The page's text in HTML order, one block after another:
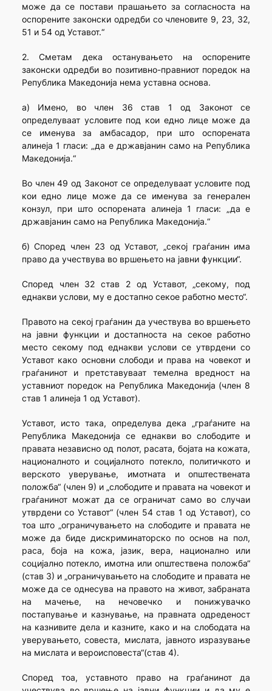
може да се постави прашањето за согласноста на
оспорените законски одредби со членовите 9, 23, 32,
51 и 54 од Уставот.“
2. Сметам дека останувањето на оспорените
законски одредби во позитивно-правниот поредок на
Република Македонија нема уставна основа.
а) Имено, во член 36 став 1 од Законот се
определуваат условите под кои едно лице може да
се именува за амбасадор, при што оспорената
алинеја 1 гласи: „да е државјанин само на Република
Македонија.“
Во член 49 од Законот се определуваат условите под
кои едно лице може да се именува за генерален
конзул, при што оспорената алинеја 1 гласи: „да е
државјанин само на Република Македонија.“
б) Според член 23 од Уставот, „секој граѓанин има
право да учествува во вршењето на јавни функции“.
Според член 32 став 2 од Уставот, „секому, под
еднакви услови, му е достапно секое работно место“.
Правото на секој граѓанин да учествува во вршењето
на јавни функции и достапноста на секое работно
место секому под еднакви услови се утврдени со
Уставот како основни слободи и права на човекот и
граѓанинот и претставуваат темелна вредност на
уставниот поредок на Република Македонија (член 8
став 1 алинеја 1 од Уставот).
Уставот, исто така, определува дека „граѓаните на
Република Македонија се еднакви во слободите и
правата независно од полот, расата, бојата на кожата,
националното и социјалното потекло, политичкото и
верското уверување, имотната и општествената
положба“ (член 9) и „слободите и правата на човекот и
граѓанинот можат да се ограничат само во случаи
утврдени со Уставот“ (член 54 став 1 од Уставот), со
тоа што „ограничувањето на слободите и правата не
може да биде дискриминаторско по основ на пол,
раса, боја на кожа, јазик, вера, национално или
социјално потекло, имотна или општествена положба“
(став 3) и „ограничувањето на слободите и правата не
може да се однесува на правото на живот, забраната
на мачење, на нечовечко и понижувачко
постапување и казнување, на правната одреденост
на казнивите дела и казните, како и на слободата на
уверувањето, совеста, мислата, јавното изразување
на мислата и вероисповеста“(став 4).
Според тоа, уставното право на граѓанинот да